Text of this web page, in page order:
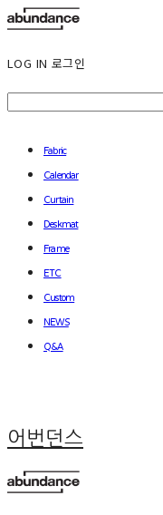
LOG IN 로그인
Fabric
Calendar
Curtain
Deskmat
Frame
ETC
Custom
NEWS
Q&A
어번던스